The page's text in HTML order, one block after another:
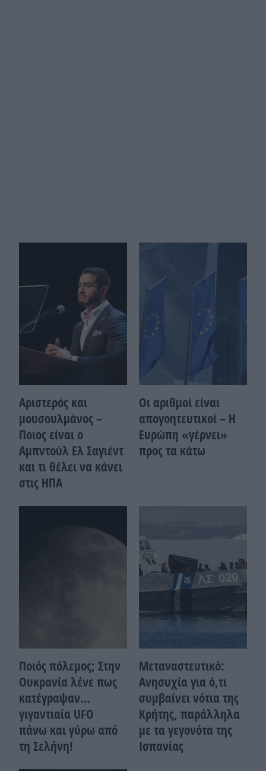
Αριστερός και
μουσουλμάνος –
Ποιoς είναι ο
Αμπντούλ Ελ Σαγιέντ
και τι θέλει να κάνει
στις ΗΠΑ
Οι αριθμοί είναι
απογοητευτικοί – Η
Ευρώπη «γέρνει»
προς τα κάτω
Ποιός πόλεμος; Στην
Ουκρανία λένε πως
κατέγραψαν…
γιγαντιαία UFO
πάνω και γύρω από
τη Σελήνη!
Μεταναστευτικό:
Ανησυχία για ό,τι
συμβαίνει νότια της
Κρήτης, παράλληλα
με τα γεγονότα της
Ισπανίας